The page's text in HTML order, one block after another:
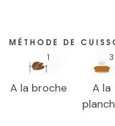
MÉTHODE DE
1
A la broche
3
A la